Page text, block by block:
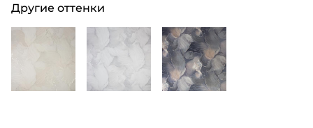
Другие оттенки